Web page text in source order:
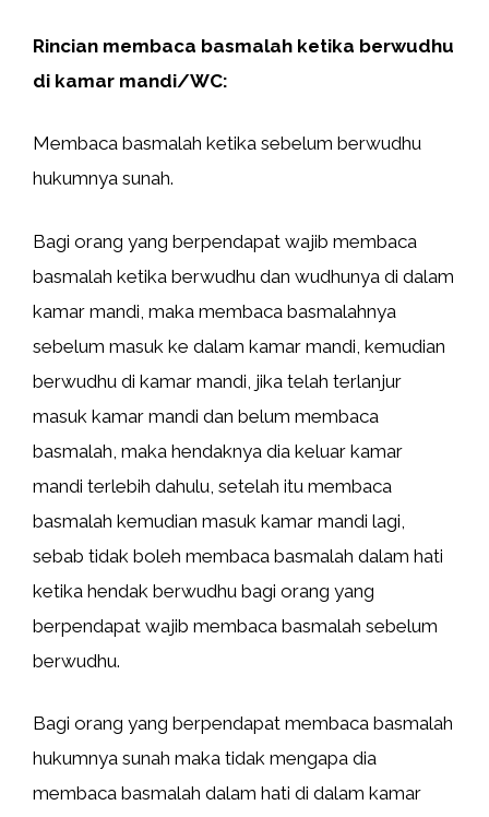
Rincian membaca basmalah ketika berwudhu
di kamar mandi/WC:
Membaca basmalah ketika sebelum berwudhu
hukumnya sunah.
Bagi orang yang berpendapat wajib membaca
basmalah ketika berwudhu dan wudhunya di dalam
kamar mandi, maka membaca basmalahnya
sebelum masuk ke dalam kamar mandi, kemudian
berwudhu di kamar mandi, jika telah terlanjur
masuk kamar mandi dan belum membaca
basmalah, maka hendaknya dia keluar kamar
mandi terlebih dahulu, setelah itu membaca
basmalah kemudian masuk kamar mandi lagi,
sebab tidak boleh membaca basmalah dalam hati
ketika hendak berwudhu bagi orang yang
berpendapat wajib membaca basmalah sebelum
berwudhu.
Bagi orang yang berpendapat membaca basmalah
hukumnya sunah maka tidak mengapa dia
membaca basmalah dalam hati di dalam kamar